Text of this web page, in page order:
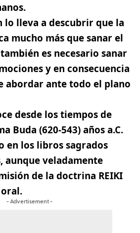
lo lleva a descubrir que la
mucho más que sanar el
es necesario sanar
y en consecuencia
abordar ante todo el plano
desde los tiempos de
Buda (620-543) años a.C.
en los libros sagrados
aunque veladamente
de la doctrina REIKI
- Advertisement -